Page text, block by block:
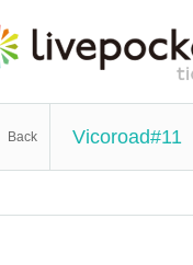
Back Vicoroad#11